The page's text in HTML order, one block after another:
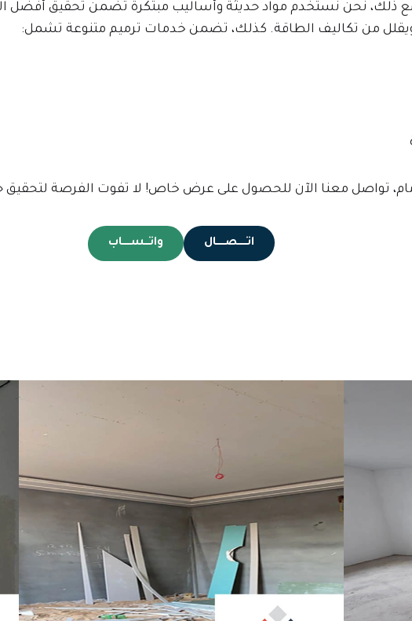
ذلك، نحن نستخدم مواد حديثة وأساليب مبتكرة تضمن تحقيق أفضل
ويقلل من تكاليف الطاقة. كذلك، تضمن خدمات ترميم متنوعة تشمل:
تواصل معنا الآن للحصول على عرض خاص! لا تفوت الفرصة
اتـــــصـــــال واتـــســـــاب